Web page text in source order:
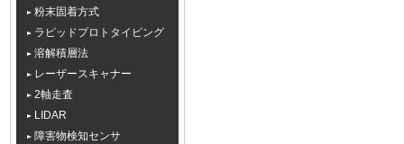
粉末固着方式
ラピッドプロトタイピング
溶解積層法
レーザースキャナー
2軸走査
LIDAR
障害物検知センサ